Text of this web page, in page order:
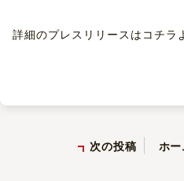
詳細のプレスリリースは コチラ
次の投稿 ホ